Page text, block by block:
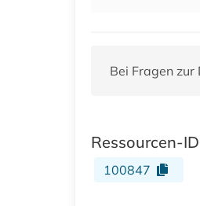
Bei Fragen
Ressourcen-ID
100847